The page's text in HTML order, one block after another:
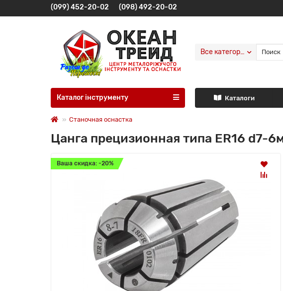
(099) 452-20-02 (098) 492-20-02
Все категории
Каталог інструменту Каталоги
Станочная оснастка
Цанга прецизионная типа ER16 d7-
Ваша скидка: -20%